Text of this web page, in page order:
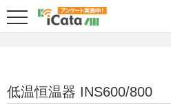
低温恒温器 INS600/800